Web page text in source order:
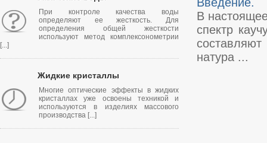
При контроле качества воды
определяют ее жесткость. Для
определения общей жесткости
используют метод комплексонометрии
[...]
Жидкие кристаллы
Многие оптические эффекты в жидких
кристаллах уже освоены техникой и
используются в изделиях массового
производства [...]
В
спектр
натура ...